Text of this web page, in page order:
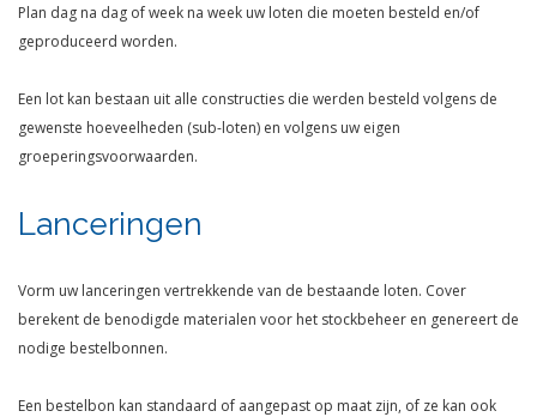
Plan dag na dag of week na week uw loten die moeten besteld en/of
geproduceerd worden.
Een lot kan bestaan uit alle constructies die werden besteld volgens de
gewenste hoeveelheden (sub-loten) en volgens uw eigen
groeperingsvoorwaarden.
Lanceringen
Vorm uw lanceringen vertrekkende van de bestaande loten. Cover
berekent de benodigde materialen voor het stockbeheer en genereert de
nodige bestelbonnen.
Een bestelbon kan standaard of aangepast op maat zijn, of ze kan ook